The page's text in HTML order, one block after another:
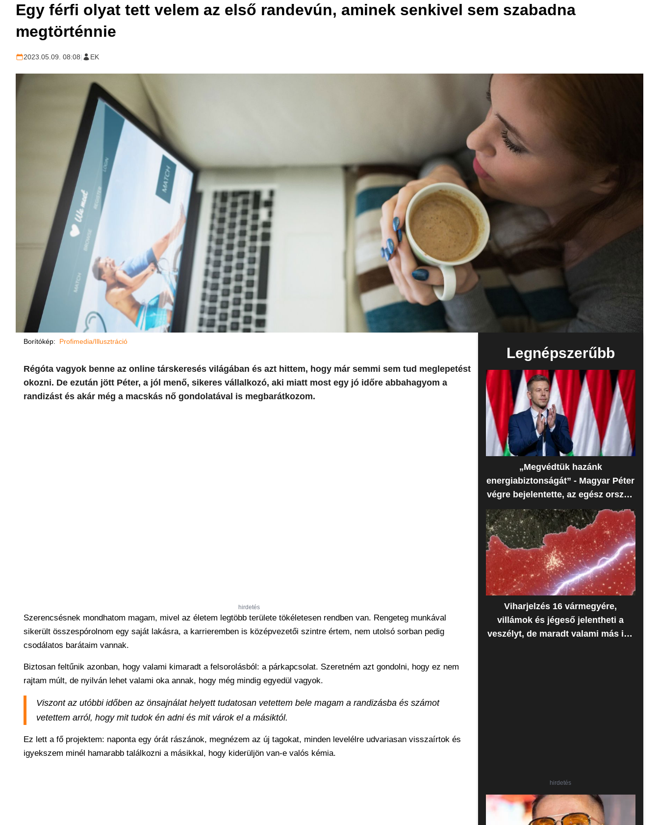
Egy férfi olyat tett velem az első randevún, aminek senkivel sem szabadna
megtörténnie
2023.05.09. 08:08| EK
Borítókép: Profimedia/Illusztráció
Régóta vagyok benne az online társkeresés világában és azt hittem, hogy már semmi sem tud meglepetést
okozni. De ezután jött Péter, a jól menő, sikeres vállalkozó, aki miatt most egy jó időre abbahagyom a
randizást és akár még a macskás nő gondolatával is megbarátkozom.
hirdetés
Szerencsésnek mondhatom magam, mivel az életem legtöbb területe tökéletesen rendben van. Rengeteg munkával
sikerült összespórolnom egy saját lakásra, a karrieremben is középvezetői szintre értem, nem utolsó sorban pedig
csodálatos barátaim vannak.
Biztosan feltűnik azonban, hogy valami kimaradt a felsorolásból: a párkapcsolat. Szeretném azt gondolni, hogy ez nem
rajtam múlt, de nyilván lehet valami oka annak, hogy még mindig egyedül vagyok.
Viszont az utóbbi időben az önsajnálat helyett tudatosan vetettem bele magam a randizásba és számot
vetettem arról, hogy mit tudok én adni és mit várok el a másiktól.
Ez lett a fő projektem: naponta egy órát rászánok, megnézem az új tagokat, minden levelélre udvariasan visszaírtok és
igyekszem minél hamarabb találkozni a másikkal, hogy kiderüljön van-e valós kémia.
Legnépszerűbb
„Megvédtük hazánk
energiabiztonságát” - Magyar Péter
végre bejelentette, az egész ország
erre várt
Viharjelzés 16 vármegyére,
villámok és jégeső jelentheti a
veszélyt, de maradt valami más is -
hirdetés